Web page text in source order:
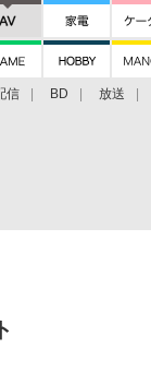
信 BD 放送